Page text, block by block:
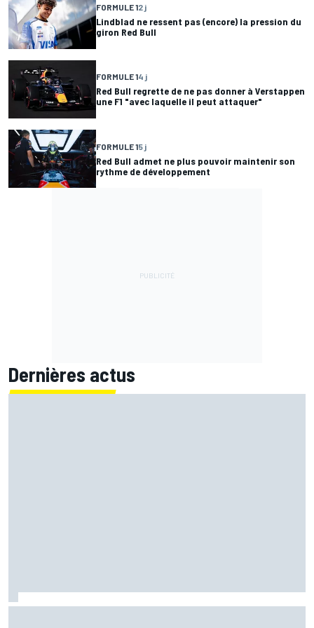
FORMULE 12 j
Lindblad ne ressent pas (encore) la pression du
giron Red Bull
FORMULE 14 j
Red Bull regrette de ne pas donner à Verstappen
une F1 "avec laquelle il peut attaquer"
FORMULE 15 j
Red Bull admet ne plus pouvoir maintenir son
rythme de développement
Dernières actus